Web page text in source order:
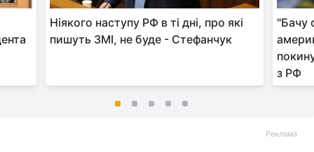
Ніякого наступу РФ в ті дні, про які
пишуть ЗМІ, не буде - Стефанчук
"Бачу
з РФ
Реклама